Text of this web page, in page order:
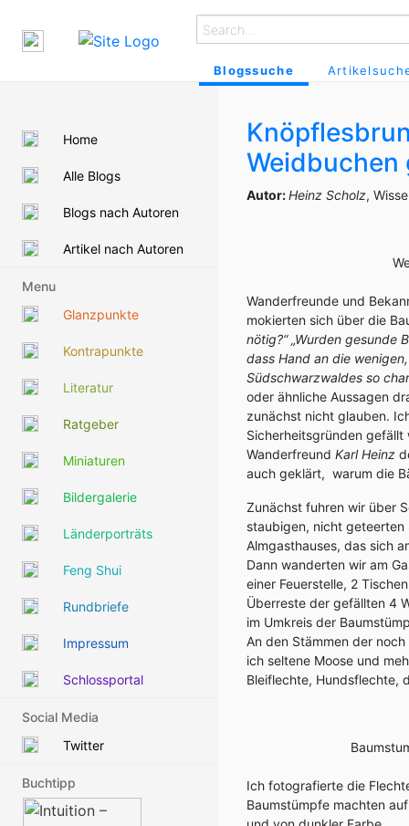
Blogssuche
Home
Alle Blogs
Blogs nach Autoren
Artikel nach Autoren
Menu
Glanzpunkte
Kontrapunkte
Literatur
Ratgeber
Miniaturen
Bildergalerie
Länderporträts
Feng Shui
Rundbriefe
Impressum
Schlossportal
Social Media
Twitter
Buchtipp
Weidbuchen
Autor:Heinz Scholz,
Wanderfreunde und
mokierten sich über die
nötig?“ „Wurden gesunde
dass Hand an die
Südschwarzwaldes so
oder ähnliche Aussagen
zunächst nicht glauben.
Sicherheitsgründen
Wanderfreund Karl Heinz
auch geklärt, warum die
Zunächst fuhren wir über
staubigen, nicht
Almgasthauses, das sich
Dann wanderten wir am
einer Feuerstelle, 2
Überreste der gefällten 4
im Umkreis der
An den Stämmen der
ich seltene Moose und
Bleiflechte, Hundsflechte,
Ich fotografierte die
Baumstümpfe machten